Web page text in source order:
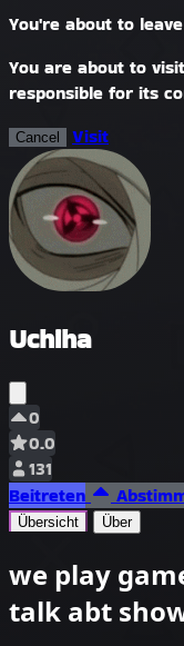
You're about to
You are about to
responsible for its
Cancel Visit
Uchiha
0
0.0
131
Beitreten
Übersicht Über
we play
talk abt